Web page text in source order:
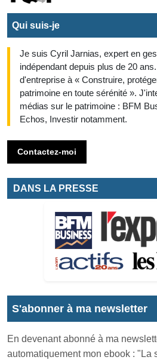
Qui suis-je
Je suis Cyril Jarnias, expert en
indépendant depuis plus de 20
d'entreprise à « Construire,
patrimoine en toute sérénité ».
médias sur le patrimoine : BFM
Echos, Investir notamment.
Contactez-moi
DANS LA PRESSE
S'abonner à ma newsletter
En devenant abonné à ma
automatiquement mon ebook : "La